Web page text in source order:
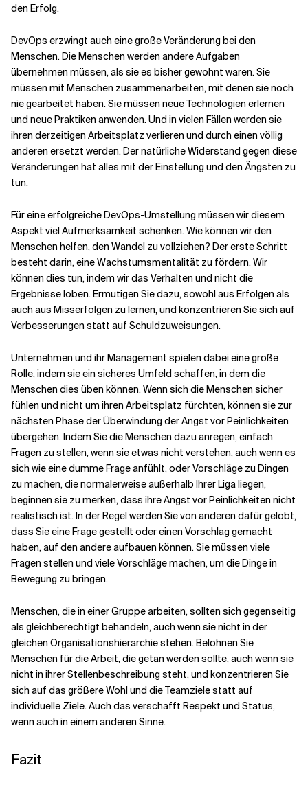
den Erfolg.
DevOps erzwingt auch eine große Veränderung bei den
Menschen. Die Menschen werden andere Aufgaben
übernehmen müssen, als sie es bisher gewohnt waren. Sie
müssen mit Menschen zusammenarbeiten, mit denen sie noch
nie gearbeitet haben. Sie müssen neue Technologien erlernen
und neue Praktiken anwenden. Und in vielen Fällen werden sie
ihren derzeitigen Arbeitsplatz verlieren und durch einen völlig
anderen ersetzt werden. Der natürliche Widerstand gegen diese
Veränderungen hat alles mit der Einstellung und den Ängsten zu
tun.
Für eine erfolgreiche DevOps-Umstellung müssen wir diesem
Aspekt viel Aufmerksamkeit schenken. Wie können wir den
Menschen helfen, den Wandel zu vollziehen? Der erste Schritt
besteht darin, eine Wachstumsmentalität zu fördern. Wir
können dies tun, indem wir das Verhalten und nicht die
Ergebnisse loben. Ermutigen Sie dazu, sowohl aus Erfolgen als
auch aus Misserfolgen zu lernen, und konzentrieren Sie sich auf
Verbesserungen statt auf Schuldzuweisungen.
Unternehmen und ihr Management spielen dabei eine große
Rolle, indem sie ein sicheres Umfeld schaffen, in dem die
Menschen dies üben können. Wenn sich die Menschen sicher
fühlen und nicht um ihren Arbeitsplatz fürchten, können sie zur
nächsten Phase der Überwindung der Angst vor Peinlichkeiten
übergehen. Indem Sie die Menschen dazu anregen, einfach
Fragen zu stellen, wenn sie etwas nicht verstehen, auch wenn es
sich wie eine dumme Frage anfühlt, oder Vorschläge zu Dingen
zu machen, die normalerweise außerhalb Ihrer Liga liegen,
beginnen sie zu merken, dass ihre Angst vor Peinlichkeiten nicht
realistisch ist. In der Regel werden Sie von anderen dafür gelobt,
dass Sie eine Frage gestellt oder einen Vorschlag gemacht
haben, auf den andere aufbauen können. Sie müssen viele
Fragen stellen und viele Vorschläge machen, um die Dinge in
Bewegung zu bringen.
Menschen, die in einer Gruppe arbeiten, sollten sich gegenseitig
als gleichberechtigt behandeln, auch wenn sie nicht in der
gleichen Organisationshierarchie stehen. Belohnen Sie
Menschen für die Arbeit, die getan werden sollte, auch wenn sie
nicht in ihrer Stellenbeschreibung steht, und konzentrieren Sie
sich auf das größere Wohl und die Teamziele statt auf
individuelle Ziele. Auch das verschafft Respekt und Status,
wenn auch in einem anderen Sinne.
Fazit